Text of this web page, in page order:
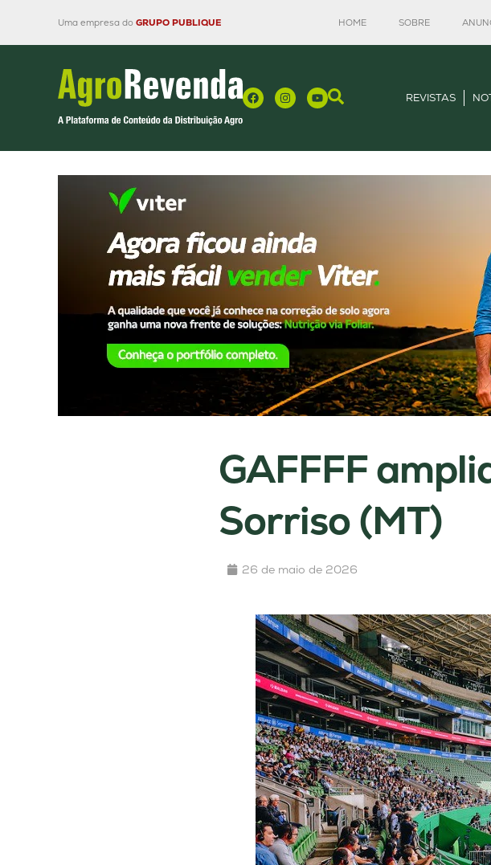
Uma empresa do GRUPO PUBLIQUE HOME SOBRE
REVISTAS
GAFFFF
Sorriso (MT)
26 de maio de 2026